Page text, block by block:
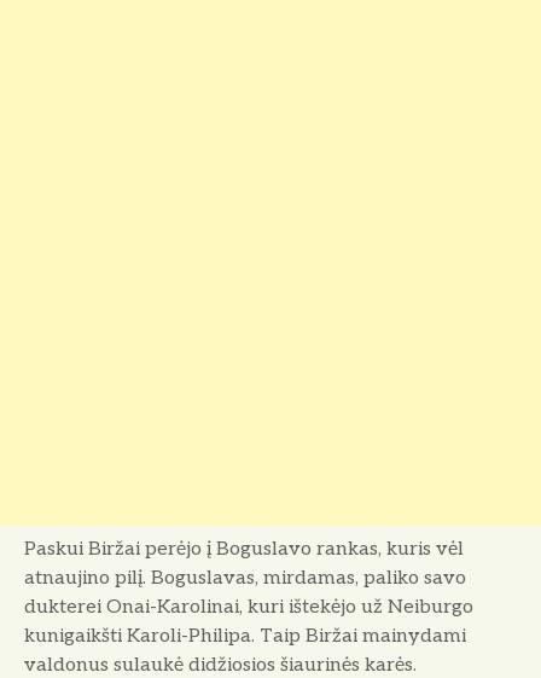
Paskui Biržai perėjo į Boguslavo rankas, kuris vėl
atnaujino pilį. Boguslavas, mirdamas, paliko savo
dukterei Onai-Karolinai, kuri ištekėjo už Neiburgo
kunigaikšti Karoli-Philipa. Taip Biržai mainydami
valdonus sulaukė didžiosios šiaurinės karės.